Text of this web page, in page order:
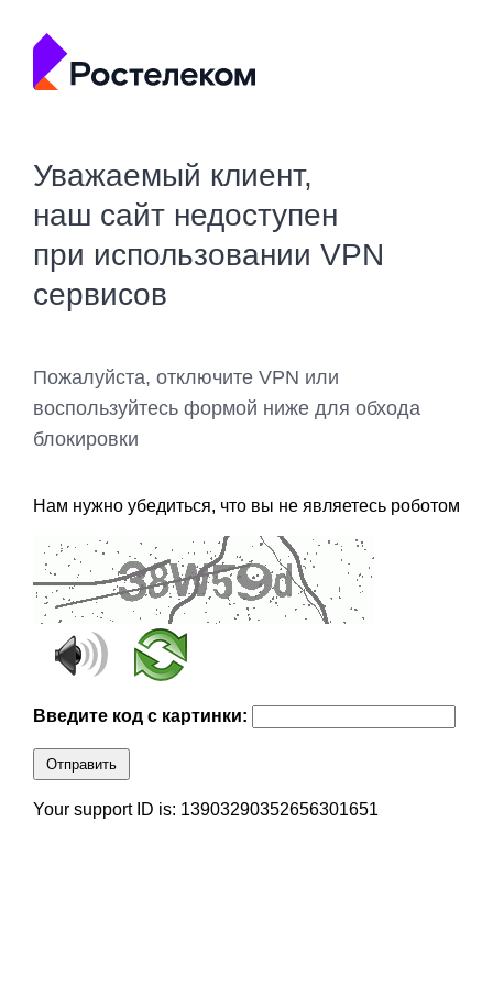
Уважаемый клиент,
наш сайт недоступен
при использовании VPN
сервисов
Пожалуйста, отключите VPN или
воспользуйтесь формой ниже для обхода
блокировки
Нам нужно убедиться, что вы не являетесь роботом
Введите код с картинки:
Отправить
Your support ID is: 13903290352656301651